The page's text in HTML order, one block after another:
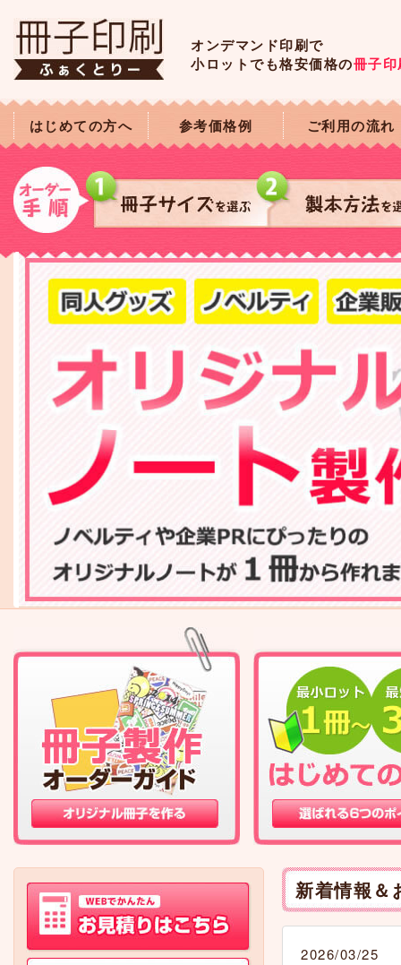
オンデマンド印刷で
小ロットでも格安価格の冊子
はじめての方へ 参考価格例 ご利用の流れ
新着情報＆
2026/03/25